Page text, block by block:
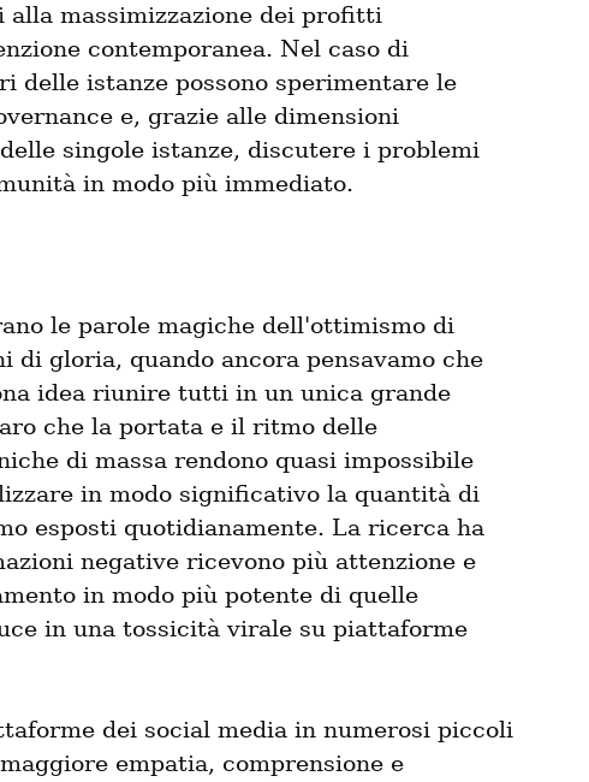
massimizzazione dei profitti
contemporanea. Nel caso di
delle istanze possono sperimentare le
e, grazie alle dimensioni
singole istanze, discutere i problemi
in modo più immediato.
le parole magiche dell'ottimismo di
di gloria, quando ancora pensavamo che
idea riunire tutti in un unica grande
che la portata e il ritmo delle
di massa rendono quasi impossibile
in modo significativo la quantità di
esposti quotidianamente. La ricerca ha
negative ricevono più attenzione e
in modo più potente di quelle
in una tossicità virale su piattaforme
dei social media in numerosi piccoli
empatia, comprensione e